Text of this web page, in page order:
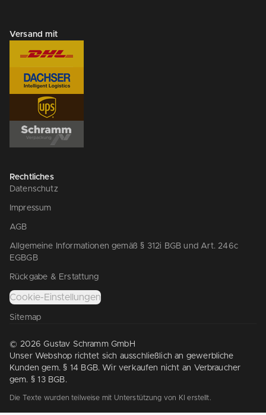
Versand mit
Rechtliches
Datenschutz
Impressum
AGB
Allgemeine Informationen gemäß § 312i BGB und Art. 246c
EGBGB
Rückgabe & Erstattung
Cookie-Einstellungen
Sitemap
© 2026 Gustav Schramm GmbH
Unser Webshop richtet sich ausschließlich an gewerbliche
Kunden gem. § 14 BGB. Wir verkaufen nicht an Verbraucher
gem. § 13 BGB.
Die Texte wurden teilweise mit Unterstützung von KI erstellt.